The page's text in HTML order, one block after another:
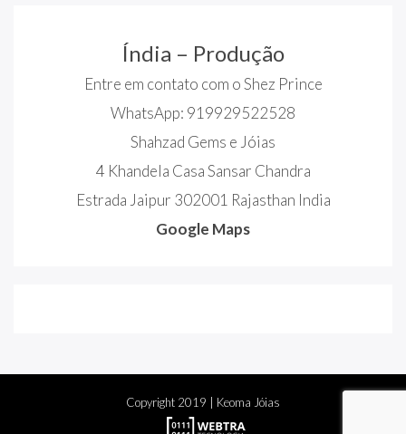
Índia – Produção
Entre em contato com o Shez Prince
WhatsApp: 919929522528
Shahzad Gems e Jóias
4 Khandela Casa Sansar Chandra
Estrada Jaipur 302001 Rajasthan India
Google Maps
Copyright 2019 | Keoma Jóias